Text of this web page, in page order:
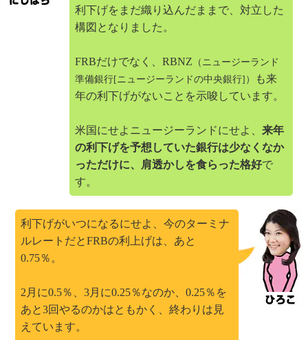
利下げをまだ織り込んだままで、対立した
構図となりました。
FRBだけでなく、RBNZ （ニュージーランド
準備銀行[ニュージーランドの中央銀行]）
も来
年の利下げがないことを示唆しています。
米国にせよニュージーランドにせよ、 来年
の利下げを予想していた銀行は少なくなか
っただけに、肩透かしを食らった格好で
す。
利下げがいつになるにせよ、今のターミナ
ルレートだとFRBの利上げは、あと
0.75％。
2月に0.5％、3月に0.25％なのか、0.25％を
あと3回やるのかはともかく、終わりは見
えています。